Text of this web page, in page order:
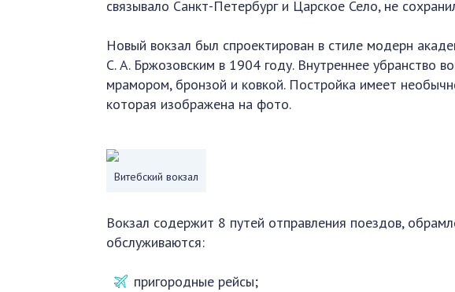
связывало Санкт-Петербург и Царское Село, не
Новый вокзал был спроектирован в стиле модерн
С. А. Бржозовским в 1904 году. Внутреннее убранство
мрамором, бронзой и ковкой. Постройка имеет
которая изображена на фото.
Витебский вокзал
Вокзал содержит 8 путей отправления поездов,
обслуживаются:
пригородные рейсы;